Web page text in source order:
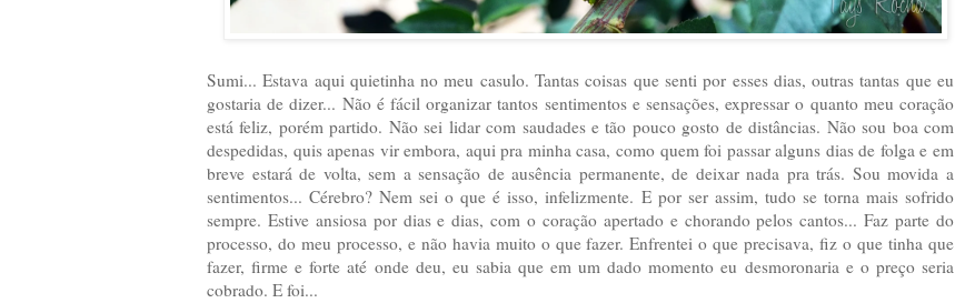
Sumi... Estava aqui quietinha no meu casulo. Tantas coisas que senti por esses dias, outras tantas que eu
gostaria de dizer... Não é fácil organizar tantos sentimentos e sensações, expressar o quanto meu coração
está feliz, porém partido. Não sei lidar com saudades e tão pouco gosto de distâncias. Não sou boa com
despedidas, quis apenas vir embora, aqui pra minha casa, como quem foi passar alguns dias de folga e em
breve estará de volta, sem a sensação de ausência permanente, de deixar nada pra trás. Sou movida a
sentimentos... Cérebro? Nem sei o que é isso, infelizmente. E por ser assim, tudo se torna mais sofrido
sempre. Estive ansiosa por dias e dias, com o coração apertado e chorando pelos cantos... Faz parte do
processo, do meu processo, e não havia muito o que fazer. Enfrentei o que precisava, fiz o que tinha que
fazer, firme e forte até onde deu, eu sabia que em um dado momento eu desmoronaria e o preço seria
cobrado. E foi...